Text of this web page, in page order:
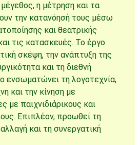
η μέτρηση και τα
την κατανόησή τους μέσω
και θεατρικής
τις κατασκευές. Το έργο
σκέψη, την ανάπτυξη της
και τη διεθνή
ενσωματώνει τη λογοτεχνία,
και την κίνηση με
με παιχνιδιάρικους και
Επιπλέον, προωθεί τη
και τη συνεργατική